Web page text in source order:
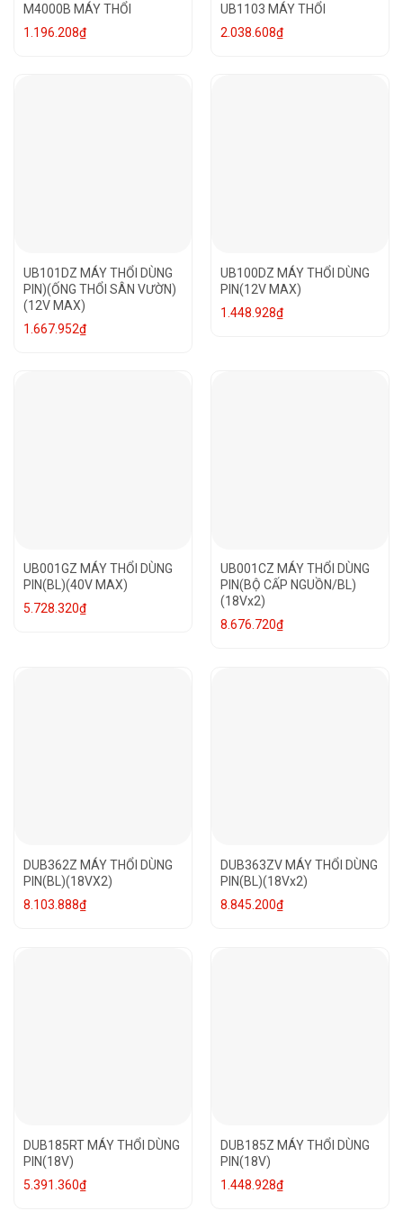
M4000B MÁY THỔI
1.196.208₫
UB1103 MÁY THỔI
2.038.608₫
UB101DZ MÁY THỔI DÙNG
PIN)(ỐNG THỔI SÂN VƯỜN)
(12V MAX)
1.667.952₫
UB100DZ MÁY THỔI DÙNG
PIN(12V MAX)
1.448.928₫
UB001GZ MÁY THỔI DÙNG
PIN(BL)(40V MAX)
5.728.320₫
UB001CZ MÁY THỔI DÙNG
PIN(BỘ CẤP NGUỒN/BL)
(18Vx2)
8.676.720₫
DUB362Z MÁY THỔI DÙNG
PIN(BL)(18VX2)
8.103.888₫
DUB363ZV MÁY THỔI DÙNG
PIN(BL)(18Vx2)
8.845.200₫
DUB185RT MÁY THỔI DÙNG
PIN(18V)
5.391.360₫
DUB185Z MÁY THỔI DÙNG
PIN(18V)
1.448.928₫